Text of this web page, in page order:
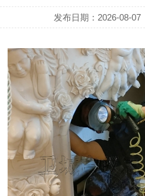
发布日期：2026-08-07